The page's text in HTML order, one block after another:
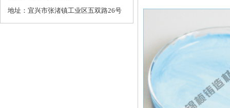
地址：宜兴市张渚镇工业区五双路26号